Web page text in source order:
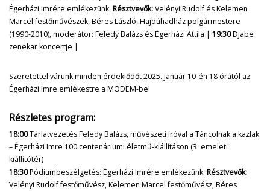
Égerházi Imrére emlékezünk. Résztvevők:Velényi Rudolf és Kelemen
Marcel festőművészek, Béres László, Hajdúhadház polgármestere
(1990-2010), moderátor: Feledy Balázs és Égerházi Attila | 19:30Djabe
zenekar koncertje |
Szeretettel várunk minden érdeklődőt 2025. január 10-én 18 órától az
Égerházi Imre emlékestre a MODEM-be!
Részletes program:
18:00Tárlatvezetés Feledy Balázs, művészeti íróval a Táncolnak a kazlak
– Égerházi Imre 100 centenáriumi életmű-kiállításon (3. emeleti
kiállítótér)
18:30Pódiumbeszélgetés: Égerházi Imrére emlékezünk. Résztvevők:
Velényi Rudolf festőművész, Kelemen Marcel festőművész, Béres